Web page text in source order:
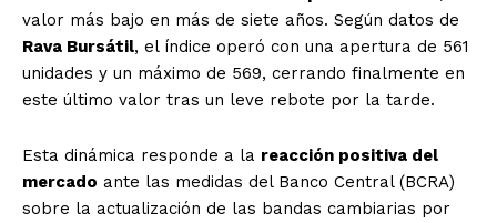
valor más bajo en más de siete años. Según datos de
Rava Bursátil, el índice operó con una apertura de 561
unidades y un máximo de 569, cerrando finalmente en
este último valor tras un leve rebote por la tarde.
Esta dinámica responde a la reacción positiva del
mercado ante las medidas del Banco Central (BCRA)
sobre la actualización de las bandas cambiarias por